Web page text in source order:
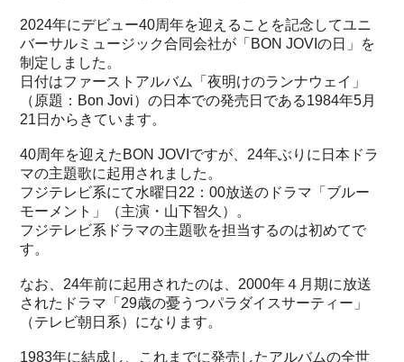
2024年にデビュー40周年を迎えることを記念してユニ
バーサルミュージック合同会社が「BON JOVIの日」を
制定しました。
日付はファーストアルバム「夜明けのランナウェイ」
（原題：Bon Jovi）の日本での発売日である1984年5月
21日からきています。
40周年を迎えたBON JOVIですが、24年ぶりに日本ドラ
マの主題歌に起用されました。
フジテレビ系にて水曜日22：00放送のドラマ「ブルー
モーメント」（主演・山下智久）。
フジテレビ系ドラマの主題歌を担当するのは初めてで
す。
なお、24年前に起用されたのは、2000年４月期に放送
されたドラマ「29歳の憂うつパラダイスサーティー」
（テレビ朝日系）になります。
1983年に結成し、これまでに発売したアルバムの全世